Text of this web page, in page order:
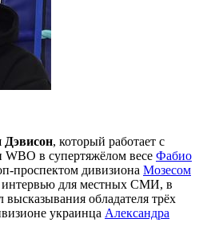
Дэвисон, который работает с
в супертяжёлом весе Фабио
проспектом дивизиона Мозесом
для местных СМИ, в
обладателя трёх
украинца Александра